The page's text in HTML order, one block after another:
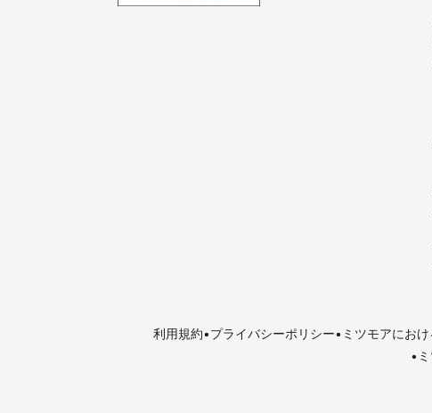
利用規約 プライバシーポリシー ミツモアにお